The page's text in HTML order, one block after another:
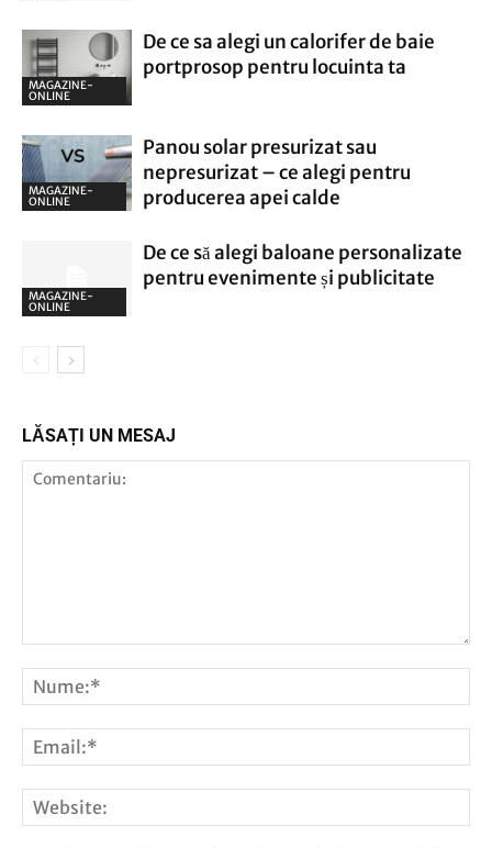
MAGAZINE-
ONLINE
De ce sa alegi un calorifer de baie
portprosop pentru locuinta ta
MAGAZINE-
ONLINE
Panou solar presurizat sau
nepresurizat – ce alegi pentru
producerea apei calde
MAGAZINE-
ONLINE
De ce să alegi baloane personalizate
pentru evenimente și publicitate
LĂSAȚI UN MESAJ